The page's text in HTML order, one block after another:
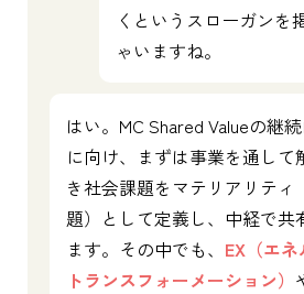
くというスローガンを
ゃいますね。
はい。MC Shared Valueの継
に向け、まずは事業を通して
き社会課題をマテリアリティ
題）として定義し、中経で共
ます。その中でも、 EX（エネ
トランスフォーメーション）